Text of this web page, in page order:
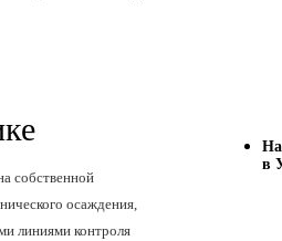
собственной
осаждения,
линиями контроля
в